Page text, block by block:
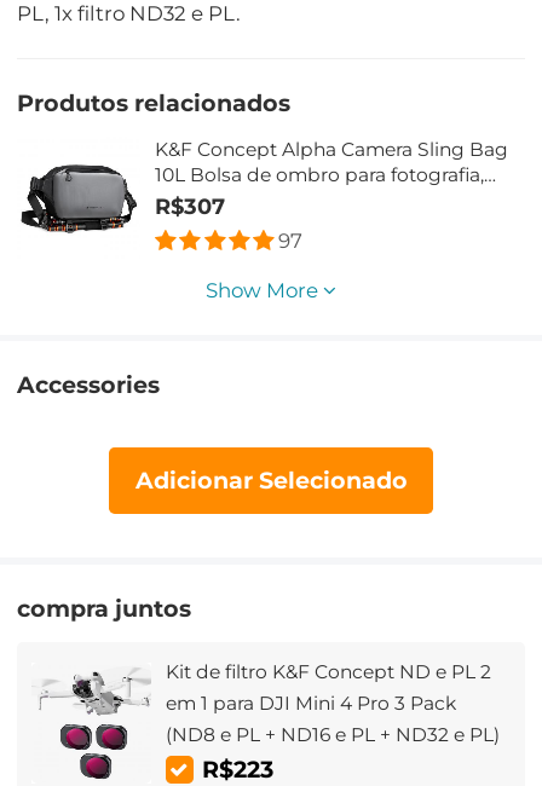
PL, 1x filtro ND32 e PL.
Produtos relacionados
K&F Concept Alpha Camera Sling Bag
10L Bolsa de ombro para fotografia,
compatível com drones Canon / Nikon /
Sony Camears / DJI Mavic - Bolsa
tiracolo 10L Urban Wander 01 (cinza)
R$307
97
Show More
Accessories
Adicionar Selecionado
compra juntos
Kit de filtro K&F Concept ND e PL 2
em 1 para DJI Mini 4 Pro 3 Pack
(ND8 e PL + ND16 e PL + ND32 e PL)
R$223